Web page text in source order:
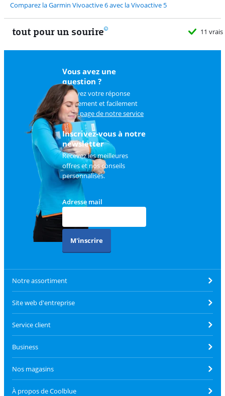
Comparez la Garmin Vivoactive 6 avec la Vivoactive 5
tout pour un sourire 11
Vous avez une
question ?
Trouvez votre réponse
rapidement et facilement
surla page de notre service
client.
Inscrivez-vous à notre
newsletter
Recevez les meilleures
offres et nos conseils
personnalisés.
Adresse mail
M'inscrire
Notre assortiment
Site web d'entreprise
Service client
Business
Nos magasins
À propos de Coolblue